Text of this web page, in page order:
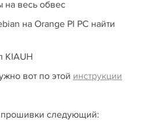
на весь обвес
на Orange PI PC найти
KIAUH
вот по этой инструкции
следующий: